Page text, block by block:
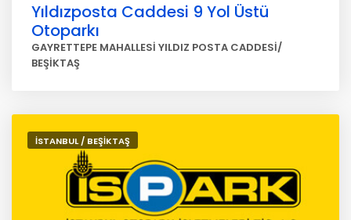
Yıldızposta Caddesi 9 Yol Üstü
Otoparkı
GAYRETTEPE MAHALLESİ YILDIZ POSTA CADDESİ/
BEŞİKTAŞ
İSTANBUL / BEŞİKTAŞ